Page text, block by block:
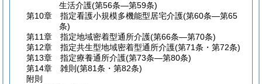
生活介護(第56条―第59条)
第10章
指定看護小規模多機能型居宅介護(第60条―第65
条)
第11章
指定地域密着型通所介護(第66条―第70条)
第12章
指定共生型地域密着型通所介護(第71条・第72条)
第13章
指定療養通所介護(第73条―第80条)
第14章
雑則 (第81条・第82条)
附則